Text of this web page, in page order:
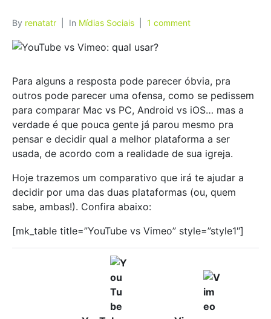
By renatatr In Mídias Sociais 1 comment
Para alguns a resposta pode parecer óbvia, pra
outros pode parecer uma ofensa, como se pedissem
para comparar Mac vs PC, Android vs iOS… mas a
verdade é que pouca gente já parou mesmo pra
pensar e decidir qual a melhor plataforma a ser
usada, de acordo com a realidade de sua igreja.
Hoje trazemos um comparativo que irá te ajudar a
decidir por uma das duas plataformas (ou, quem
sabe, ambas!). Confira abaixo:
[mk_table title=”YouTube vs Vimeo” style=”style1″]